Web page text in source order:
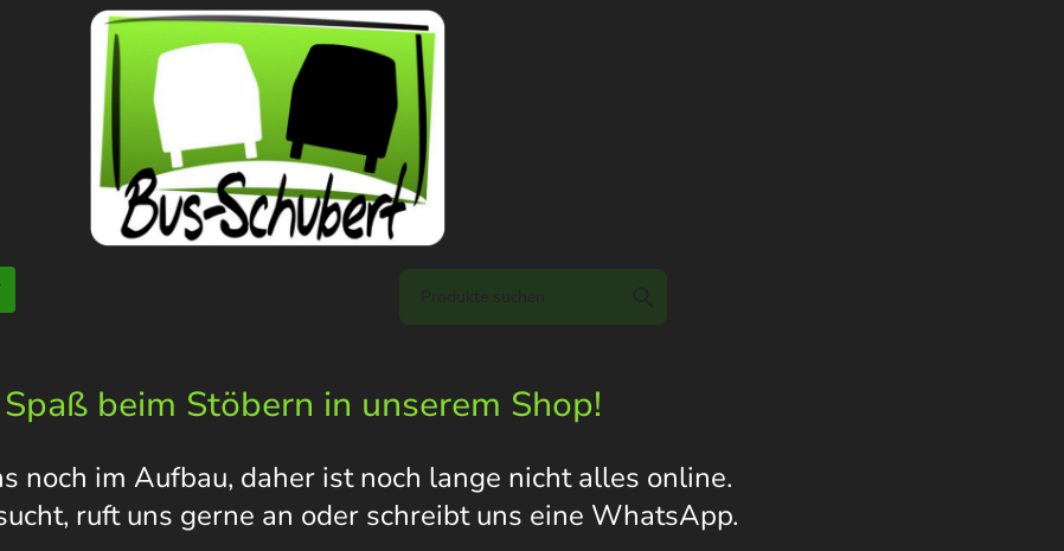
beim Stöbern in unserem Shop!
noch im Aufbau, daher ist noch lange nicht alles online.
ruft uns gerne an oder schreibt uns eine WhatsApp.